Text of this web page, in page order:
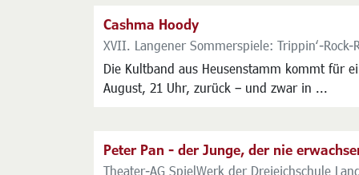
Cashma Hoody
XVII. Langener Sommerspiele: Trippin‘-Rock-
Die Kultband aus Heusenstamm kommt für
August, 21 Uhr, zurück – und zwar in ...
Peter Pan - der Junge, der nie
Theater-AG SpielWerk der Dreieichschule